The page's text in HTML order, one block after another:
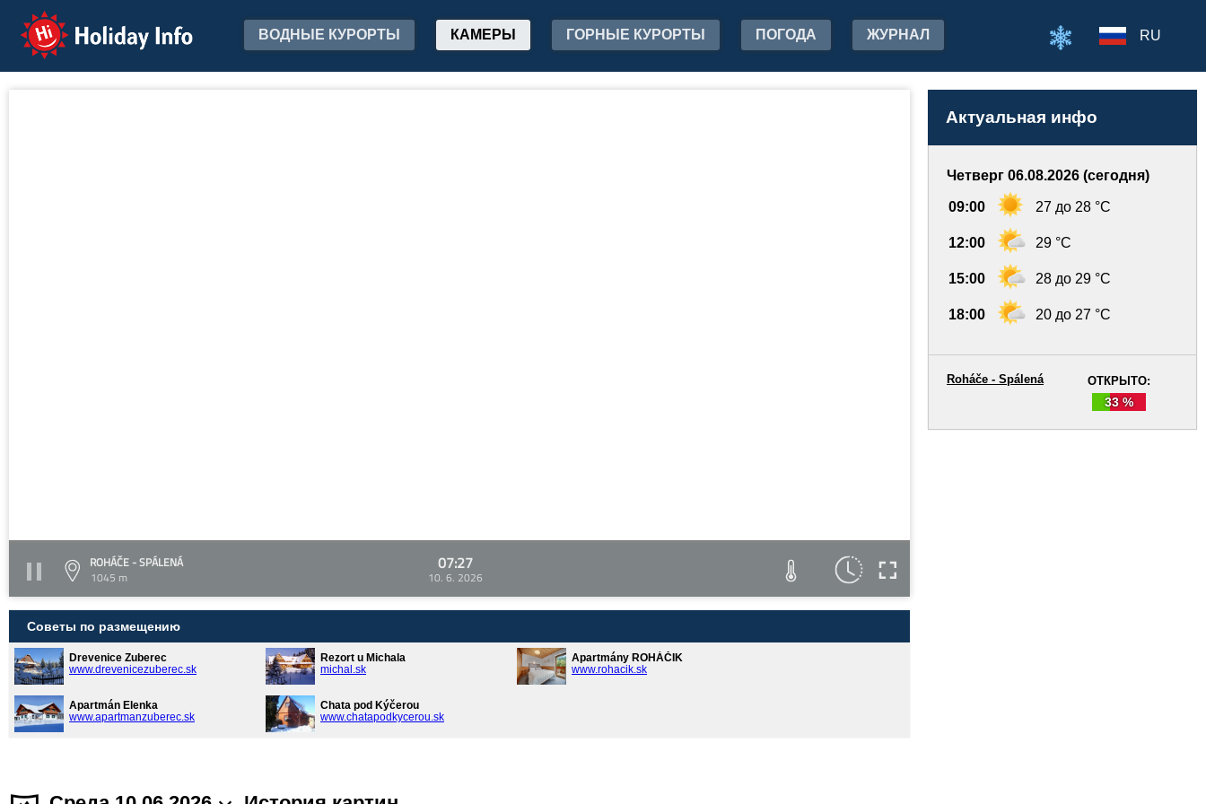
Holiday Info ВОДНЫЕ КУРОРТЫ КАМЕРЫ ГОРНЫЕ КУРОРТЫ ПОГОДА ЖУРНАЛ RU
ROHÁČE - SPÁLENÁ
1045 m
07:27
10. 6. 2026
Советы по размещению
Drevenice Zuberec
www.drevenicezuberec.sk
Rezort u Michala
michal.sk
Apartmány ROHÁČIK
www.rohacik.sk
Apartmán Elenka
www.apartmanzuberec.sk
Chata pod Kýčerou
www.chatapodkycerou.sk
Актуальная инфо
Четверг 06.08.2026 (сегодня)
09:00 27 до 28 °C
12:00 29 °C
15:00 28 до 29 °C
18:00 20 до 27 °C
ОТКРЫТО:
33 %
Roháče - Spálená